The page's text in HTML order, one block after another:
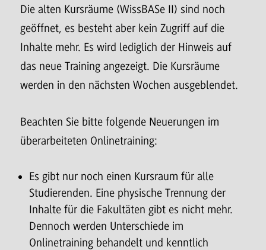
Die alten Kursräume (WissBASe II) sind noch
geöffnet, es besteht aber kein Zugriff auf die
Inhalte mehr. Es wird lediglich der Hinweis auf
das neue Training angezeigt. Die Kursräume
werden in den nächsten Wochen ausgeblendet.
Beachten Sie bitte folgende Neuerungen im
überarbeiteten Onlinetraining:
Es gibt nur noch einen Kursraum für alle
Studierenden. Eine physische Trennung der
Inhalte für die Fakultäten gibt es nicht mehr.
Dennoch werden Unterschiede im
Onlinetraining behandelt und kenntlich